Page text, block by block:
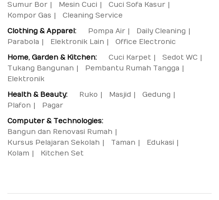
Sumur Bor
Mesin Cuci
Cuci Sofa Kasur
Kompor Gas
Cleaning Service
Clothing & Apparel:
Pompa Air
Daily Cleaning
Parabola
Elektronik Lain
Office Electronic
Home, Garden & Kitchen:
Cuci Karpet
Sedot WC
Tukang Bangunan
Pembantu Rumah Tangga
Elektronik
Health & Beauty:
Ruko Masjid
Gedung
Plafon
Pagar
Computer & Technologies:
Bangun dan Renovasi Rumah
Kursus Pelajaran Sekolah
Taman
Edukasi
Kolam
Kitchen Set